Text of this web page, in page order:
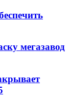
мегазавод